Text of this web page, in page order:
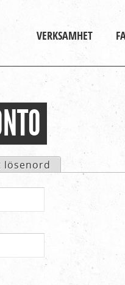
Huvudmeny
VERKSAMHET
lösenord